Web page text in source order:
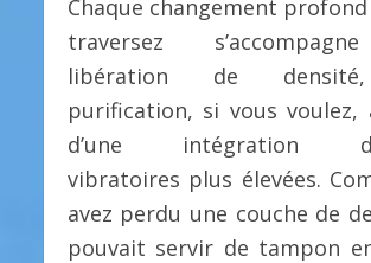
Chaque changement
traversez
libération de
purification, si vous voulez,
d’une intégration
vibratoires plus élevées.
avez perdu une couche de
pouvait servir de tampon